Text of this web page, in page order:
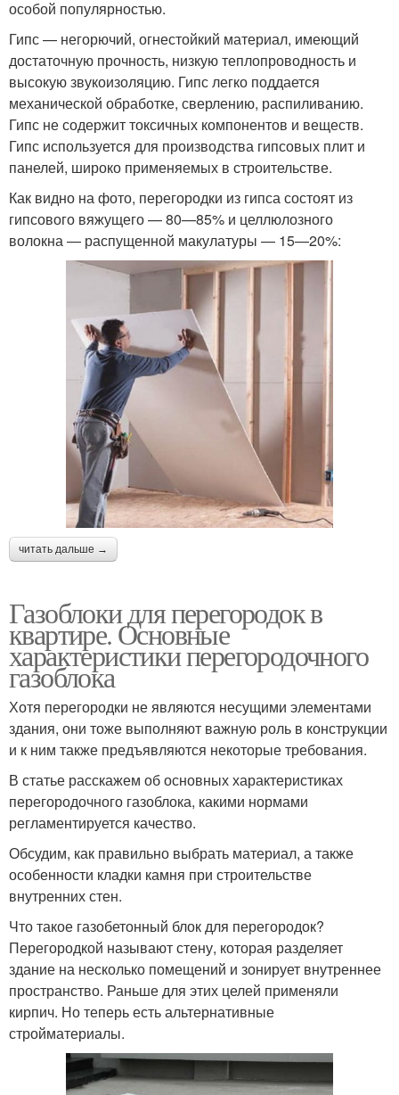
особой популярностью.
Гипс — негорючий, огнестойкий материал, имеющий
достаточную прочность, низкую теплопроводность и
высокую звукоизоляцию. Гипс легко поддается
механической обработке, сверлению, распиливанию.
Гипс не содержит токсичных компонентов и веществ.
Гипс используется для производства гипсовых плит и
панелей, широко применяемых в строительстве.
Как видно на фото, перегородки из гипса состоят из
гипсового вяжущего — 80—85% и целлюлозного
волокна — распущенной макулатуры — 15—20%:
читать дальше →
Газоблоки для перегородок в
квартире. Основные
характеристики перегородочного
газоблока
Хотя перегородки не являются несущими элементами
здания, они тоже выполняют важную роль в конструкции
и к ним также предъявляются некоторые требования.
В статье расскажем об основных характеристиках
перегородочного газоблока, какими нормами
регламентируется качество.
Обсудим, как правильно выбрать материал, а также
особенности кладки камня при строительстве
внутренних стен.
Что такое газобетонный блок для перегородок?
Перегородкой называют стену, которая разделяет
здание на несколько помещений и зонирует внутреннее
пространство. Раньше для этих целей применяли
кирпич. Но теперь есть альтернативные
стройматериалы.